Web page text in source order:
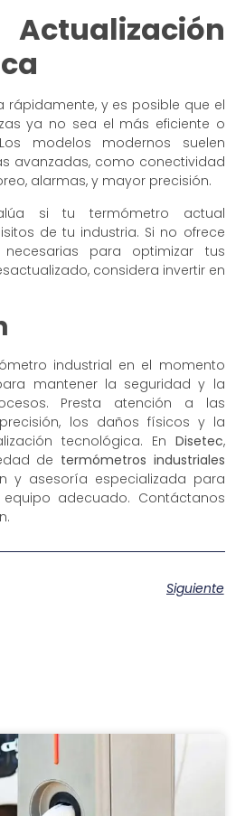
rápidamente, y es posible que el
ya no sea el más eficiente o
modelos modernos suelen
avanzadas, como conectividad
alarmas, y mayor precisión.
si tu termómetro actual
de tu industria. Si no ofrece
necesarias para optimizar tus
considera invertir en
industrial en el momento
mantener la seguridad y la
Presta atención a las
los daños físicos y la
tecnológica. En Disetec,
de termómetros industriales
y asesoría especializada para
adecuado. Contáctanos
Siguiente
artículos